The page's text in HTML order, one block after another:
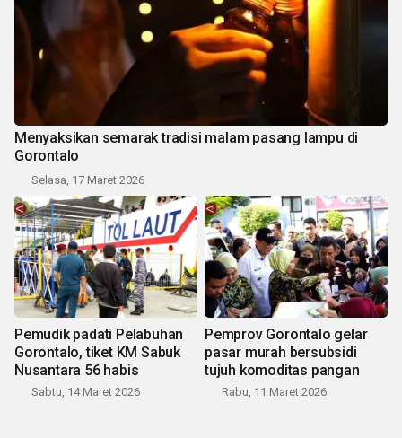
Menyaksikan semarak tradisi malam pasang lampu di
Gorontalo
Selasa, 17 Maret 2026
Pemudik padati Pelabuhan
Gorontalo, tiket KM Sabuk
Nusantara 56 habis
Sabtu, 14 Maret 2026
Pemprov Gorontalo gelar
pasar murah bersubsidi
tujuh komoditas pangan
Rabu, 11 Maret 2026